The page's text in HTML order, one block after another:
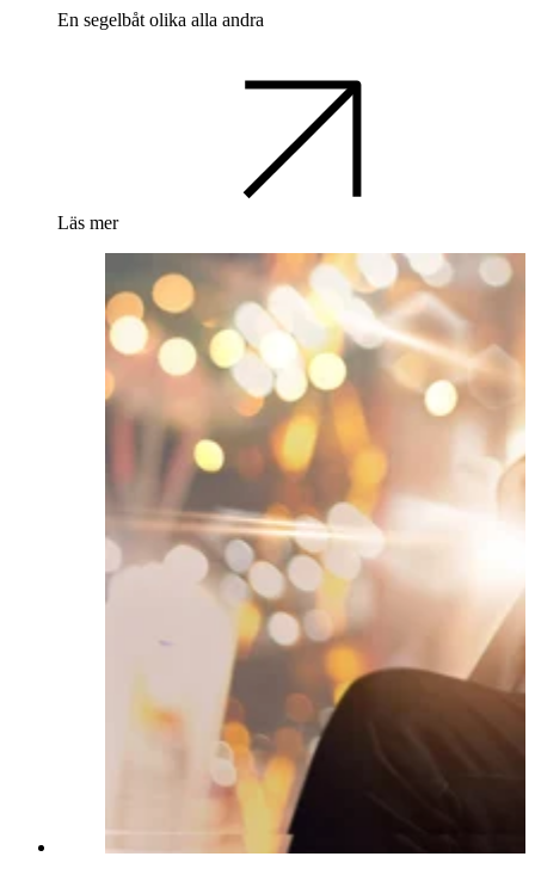
En segelbåt olika alla andra
Läs mer